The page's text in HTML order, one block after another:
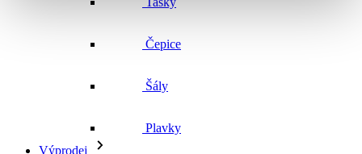
Ženy